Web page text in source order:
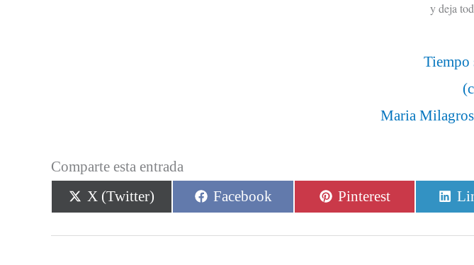
y deja
Tiempo
Maria
Comparte esta entrada
Compartir
en
X (Twitter)
Compartir
en
Facebook
Compartir
en
Pinterest
en